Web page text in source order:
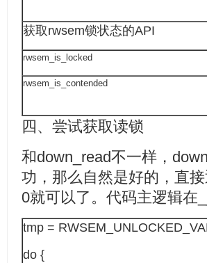
获取rwsem锁状态的API
rwsem_is_locked
rwsem_is_contended
四、尝试获取读锁
和down_read不一样，
功，那么自然是好的，直
0就可以了。代码主逻辑在
tmp =
do {